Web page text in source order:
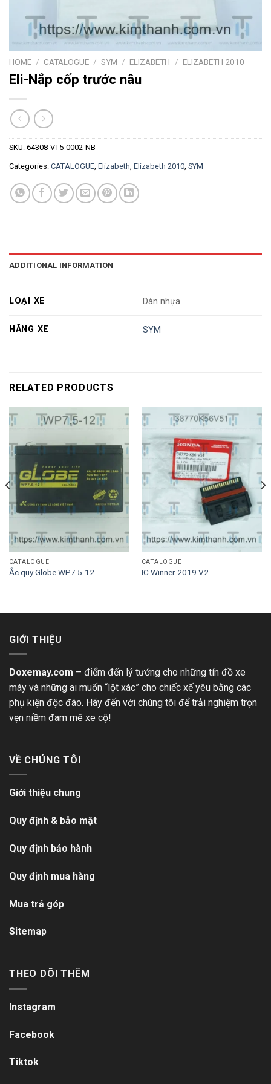
HOME / CATALOGUE / SYM / ELIZABETH / ELIZABETH 2010
Eli-Nắp cốp trước nâu
SKU: 64308-VT5-0002-NB
Categories: CATALOGUE, Elizabeth, Elizabeth 2010, SYM
ADDITIONAL INFORMATION
LOẠI XE Dàn nhựa
HÃNG XE SYM
RELATED PRODUCTS
CATALOGUE
Ắc quy Globe WP7.5-12
CATALOGUE
IC Winner 2019 V2
GIỚI THIỆU
Doxemay.com – điểm đến lý tưởng cho những tín đồ xe
máy và những ai muốn “lột xác” cho chiếc xế yêu bằng các
phụ kiện độc đáo. Hãy đến với chúng tôi để trải nghiệm trọn
vẹn niềm đam mê xe cộ!
VỀ CHÚNG TÔI
Giới thiệu chung
Quy định & bảo mật
Quy định bảo hành
Quy định mua hàng
Mua trả góp
Sitemap
THEO DÕI THÊM
Instagram
Facebook
Tiktok